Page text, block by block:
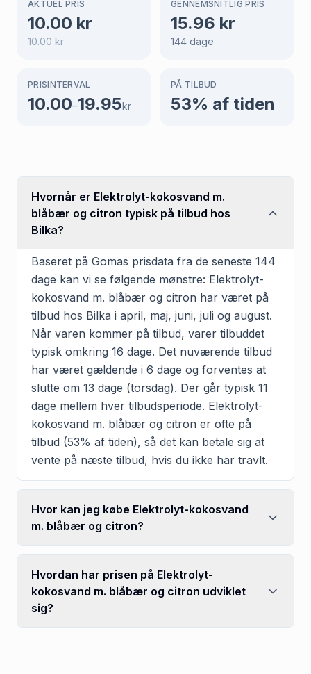
AKTUEL PRIS
10.00 kr
10.00kr
GENNEMSNITLIG PRIS
15.96 kr
144 dage
PRISINTERVAL
10.00–19.95kr
PÅ TILBUD
53% af tiden
Hvornår er Elektrolyt-kokosvand m.
blåbær og citron typisk på tilbud hos
Bilka?
Baseret på Gomas prisdata fra de seneste 144
dage kan vi se følgende mønstre: Elektrolyt-
kokosvand m. blåbær og citron har været på
tilbud hos Bilka i april, maj, juni, juli og august.
Når varen kommer på tilbud, varer tilbuddet
typisk omkring 16 dage. Det nuværende tilbud
har været gældende i 6 dage og forventes at
slutte om 13 dage (torsdag). Der går typisk 11
dage mellem hver tilbudsperiode. Elektrolyt-
kokosvand m. blåbær og citron er ofte på
tilbud (53% af tiden), så det kan betale sig at
vente på næste tilbud, hvis du ikke har travlt.
Hvor kan jeg købe Elektrolyt-kokosvand
m. blåbær og citron?
Hvordan har prisen på Elektrolyt-
kokosvand m. blåbær og citron udviklet
sig?